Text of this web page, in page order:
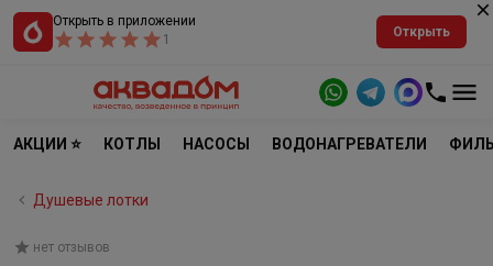
Открыть в приложении
1
Открыть
АКЦИИ ⭐ КОТЛЫ НАСОСЫ ВОДОНАГРЕВАТЕЛИ
Душевые лотки
нет отзывов